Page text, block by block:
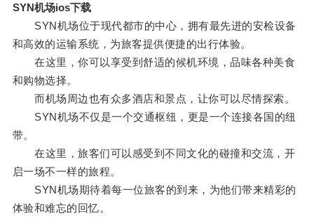
SYN机场ios下载
SYN机场位于现代都市的中心，拥有最先进的安检设备
和高效的运输系统，为旅客提供便捷的出行体验。
在这里，你可以享受到舒适的候机环境，品味各种美食
和购物选择。
而机场周边也有众多酒店和景点，让你可以尽情探索。
SYN机场不仅是一个交通枢纽，更是一个连接各国的纽
带。
在这里，旅客们可以感受到不同文化的碰撞和交流，开
启一场不一样的旅程。
SYN机场期待着每一位旅客的到来，为他们带来精彩的
体验和难忘的回忆。